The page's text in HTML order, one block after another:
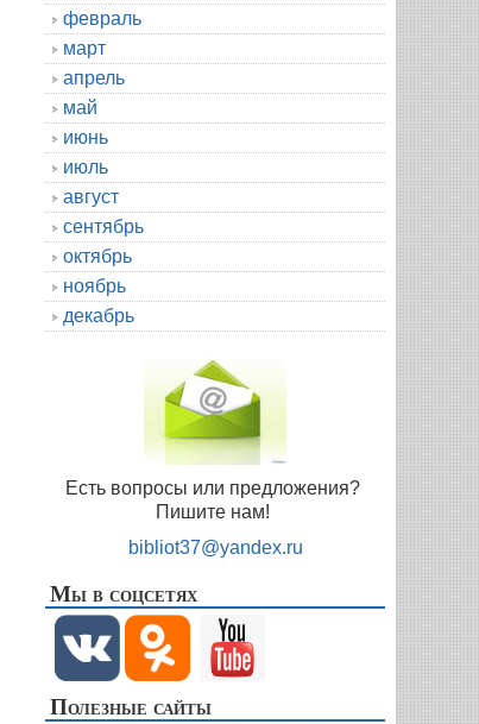
февраль
март
апрель
май
июнь
июль
август
сентябрь
октябрь
ноябрь
декабрь
Есть вопросы или предложения?
Пишите нам!
bibliot37@yandex.ru
Мы в соцсетях
Полезные сайты